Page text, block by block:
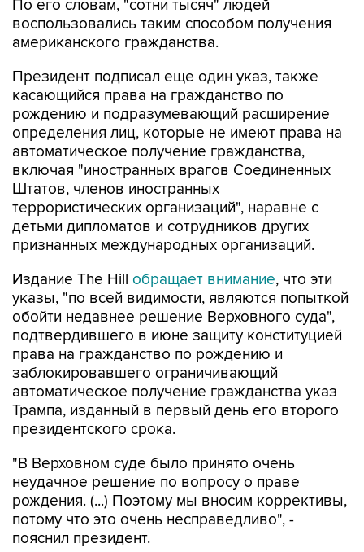
По его словам, "сотни тысяч" людей
воспользовались таким способом получения
американского гражданства.
Президент подписал еще один указ, также
касающийся права на гражданство по
рождению и подразумевающий расширение
определения лиц, которые не имеют права на
автоматическое получение гражданства,
включая "иностранных врагов Соединенных
Штатов, членов иностранных
террористических организаций", наравне с
детьми дипломатов и сотрудников других
признанных международных организаций.
Издание The Hill обращает внимание, что эти
указы, "по всей видимости, являются попыткой
обойти недавнее решение Верховного суда",
подтвердившего в июне защиту конституцией
права на гражданство по рождению и
заблокировавшего ограничивающий
автоматическое получение гражданства указ
Трампа, изданный в первый день его второго
президентского срока.
"В Верховном суде было принято очень
неудачное решение по вопросу о праве
рождения. (...) Поэтому мы вносим коррективы,
потому что это очень несправедливо", -
пояснил президент.